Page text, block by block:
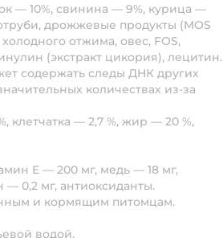
— 10%, свинина — 9%, курица —
дрожжевые продукты (MOS
отжима, овес, FOS,
(экстракт цикория), лецитин.
содержать следы ДНК других
количествах из-за
клетчатка — 2,7 %, жир — 20 %,
Е — 200 мг, медь — 18 мг,
— 0,2 мг, антиоксиданты.
и кормящим питомцам.
водой.